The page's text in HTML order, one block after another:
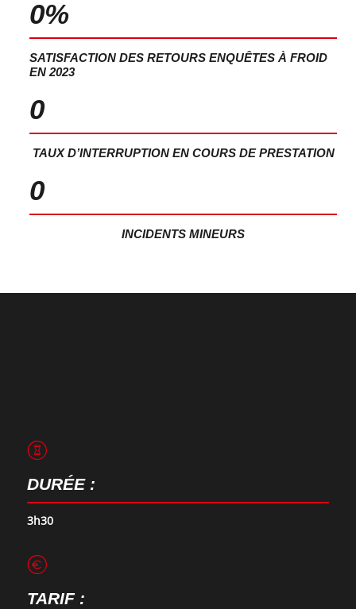
SATISFACTION DES RETOURS ENQUÊTES À FROID
EN 2023
0%
TAUX D’INTERRUPTION EN COURS DE PRESTATION
0
INCIDENTS MINEURS
0
DURÉE :
3h30
TARIF :